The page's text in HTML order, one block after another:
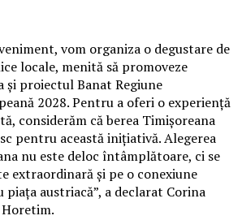
vom organiza o degustare de
locale, menită să promoveze
și proiectul Banat Regiune
2028. Pentru a oferi o experiență
considerăm că berea Timișoreana
pentru această inițiativă. Alegerea
nu este deloc întâmplătoare, ci se
extraordinară și pe o conexiune
austriacă”, a declarat Corina